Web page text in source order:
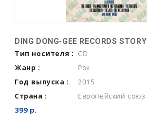
DING DONG-GEE RECORDS
Тип носителя : CD
Жанр :
Рок
Год выпуска :
2015
Страна :
Европейский союз
399 р.